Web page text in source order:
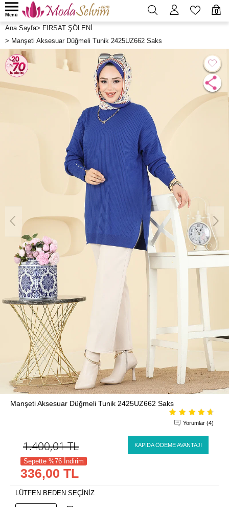
0
Menü
Ana Sayfa> FIRSAT ŞÖLENİ
> Manşeti Aksesuar Düğmeli Tunik 2425UZ662 Saks
Manşeti Aksesuar Düğmeli Tunik 2425UZ662 Saks
Yorumlar (4)
1.400,01TL KAPIDA ÖDEME AVANTAJI
Sepette %76 İndirim
336,00 TL
LÜTFEN BEDEN SEÇİNİZ